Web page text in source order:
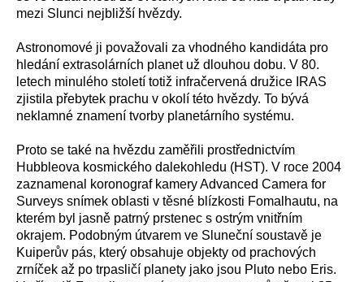
mezi Slunci nejbližší hvězdy.
Astronomové ji považovali za vhodného kandidáta pro
hledání extrasolárních planet už dlouhou dobu. V 80.
letech minulého století totiž infračervená družice IRAS
zjistila přebytek prachu v okolí této hvězdy. To bývá
neklamné znamení tvorby planetárního systému.
Proto se také na hvězdu zaměřili prostřednictvím
Hubbleova kosmického dalekohledu (HST). V roce 2004
zaznamenal koronograf kamery Advanced Camera for
Surveys snímek oblasti v těsné blízkosti Fomalhautu, na
kterém byl jasně patrný prstenec s ostrým vnitřním
okrajem. Podobným útvarem ve Sluneční soustavě je
Kuiperův pás, který obsahuje objekty od prachových
zrníček až po trpasličí planety jako jsou Pluto nebo Eris.